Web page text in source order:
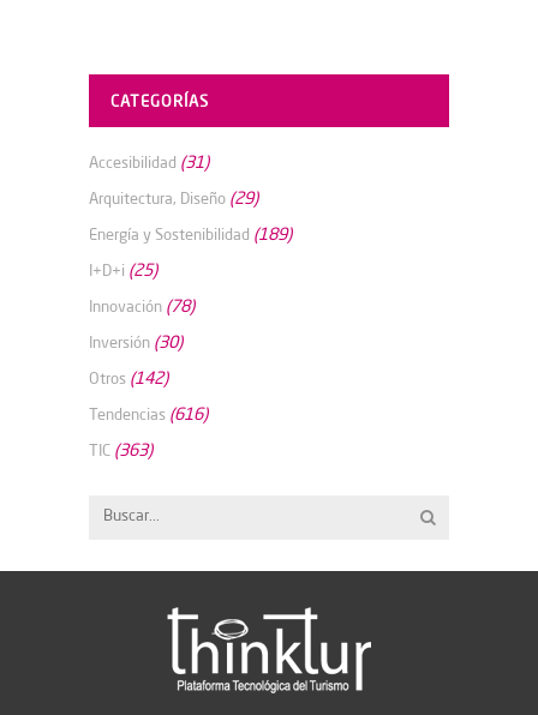
CATEGORÍAS
Accesibilidad (31)
Arquitectura, Diseño (29)
Energía y Sostenibilidad (189)
I+D+i (25)
Innovación (78)
Inversión (30)
Otros (142)
Tendencias (616)
TIC (363)